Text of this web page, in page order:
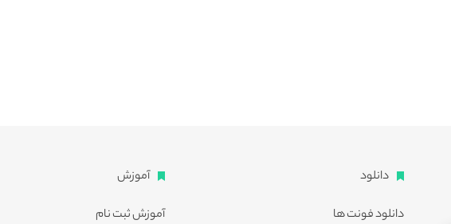
دانلود
دانلود فونت ها
آموزش
آموزش ثبت نام